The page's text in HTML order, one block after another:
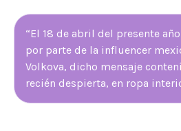
“El 18 de abril del presente
por parte de la influencer
Volkova, dicho mensaje
recién despierta, en ropa